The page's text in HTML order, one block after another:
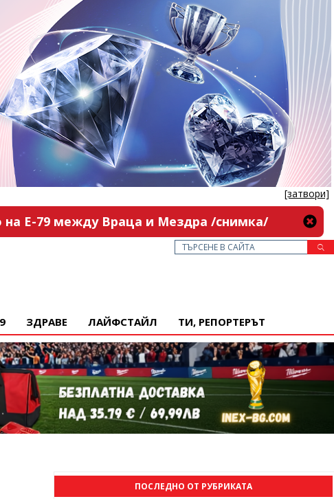
[затвори]
на Е-79 между Враца и Мездра /снимка/
ЗДРАВЕ ЛАЙФСТАЙЛ ТИ, РЕПОРТЕРЪТ
ПОСЛЕДНО ОТ РУБРИКАТА